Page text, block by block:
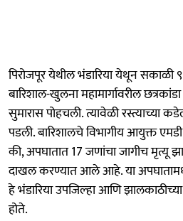
पिरोजपूर येथील भंडारिया येथून सकाळी
बारिशाल-खुलना महामार्गावरील
सुमारास पोहचली. त्यावेळी रस्त्याच्या
पडली. बारिशालचे विभागीय आयुक्त
की, अपघातात 17 जणांचा जागीच मृत्यू
दाखल करण्यात आले आहे. या
हे भंडारिया उपजिल्हा आणि झालकाठीच्या
होते.